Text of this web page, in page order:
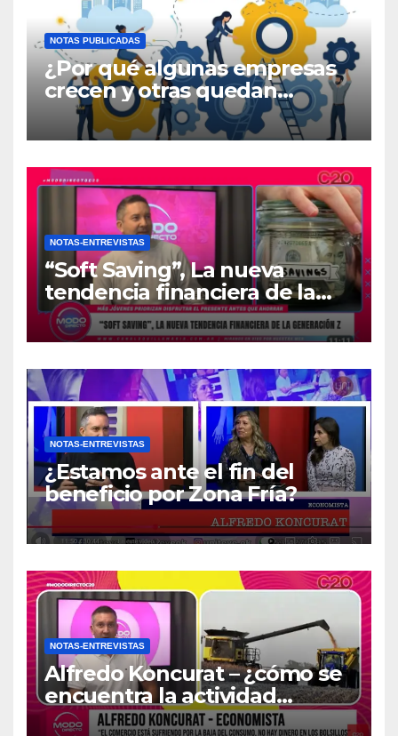
NOTAS PUBLICADAS
¿Por qué algunas empresas
crecen y otras quedan
atrapadas en el día a día?
NOTAS-ENTREVISTAS
“Soft Saving”, La nueva
tendencia financiera de la
generación Z
NOTAS-ENTREVISTAS
¿Estamos ante el fin del
beneficio por Zona Fría?
NOTAS-ENTREVISTAS
Alfredo Koncurat – ¿cómo se
encuentra la actividad
económica del país?